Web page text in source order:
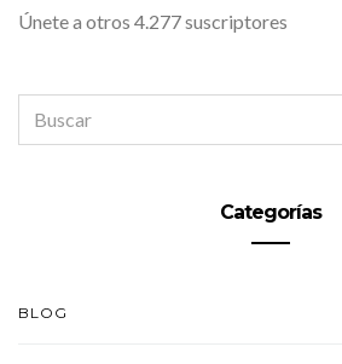
Únete a otros 4.277 suscriptores
FOR:
Categorías
BLOG